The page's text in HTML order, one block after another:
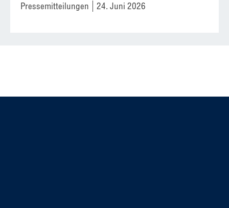
Pressemitteilungen 24. Juni 2026